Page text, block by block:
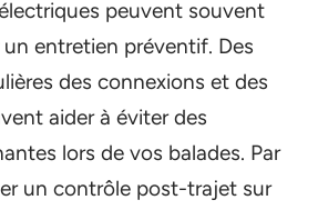
peuvent souvent
entretien préventif. Des
des connexions et des
aider à éviter des
lors de vos balades. Par
un contrôle post-trajet sur